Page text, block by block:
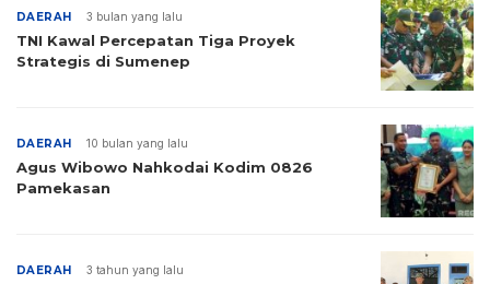
DAERAH 3 bulan yang lalu
TNI Kawal Percepatan Tiga Proyek
Strategis di Sumenep
DAERAH 10 bulan yang lalu
Agus Wibowo Nahkodai Kodim 0826
Pamekasan
DAERAH 3 tahun yang lalu